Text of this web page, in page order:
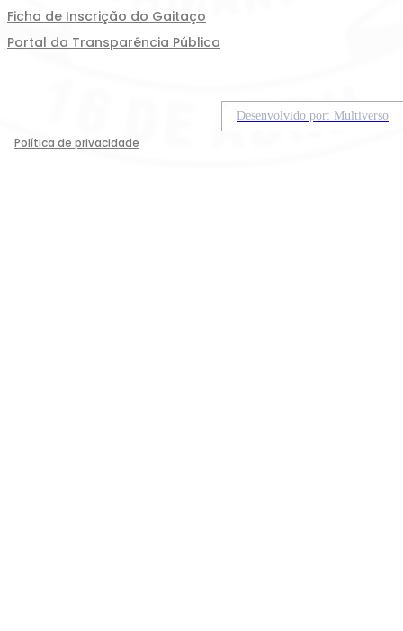
Ficha de Inscrição do Gaitaço
Portal da Transparência Pública
Política de privacidade
Desenvolvido por: Multiverso